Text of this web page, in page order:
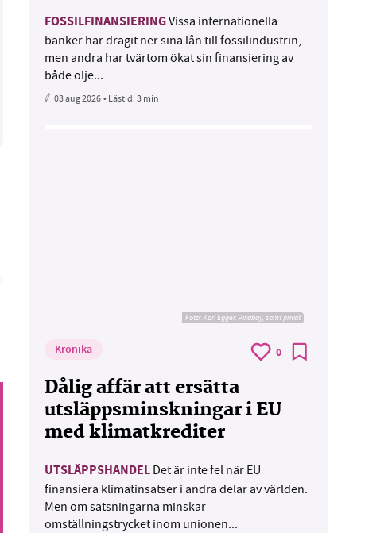
FOSSILFINANSIERINGVissa internationella
banker har dragit ner sina lån till fossilindustrin,
men andra har tvärtom ökat sin finansiering av
både olje...
03 aug 2026• Lästid:3 min
Foto: Karl Egger, Pixabay, samt privat
Krönika 0
Dålig affär att ersätta
utsläppsminskningar i EU
med klimatkrediter
UTSLÄPPSHANDEL Det är inte fel när EU
finansiera klimatinsatser i andra delar av världen.
Men om satsningarna minskar
omställningstrycket inom unionen...